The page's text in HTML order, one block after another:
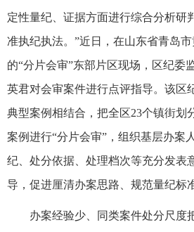
定性量纪、证据方面进行综合分析研
准执纪执法。”近日，在山东省青岛
的“分片会审”东部片区现场，区纪委
英君对会审案件进行点评指导。该区
典型案例相结合，把全区23个镇街划
案例进行“分片会审”，组织基层办案
纪、处分依据、处理档次等充分发表
导，促进厘清办案思路、规范量纪标
办案经验少、同类案件处分尺度